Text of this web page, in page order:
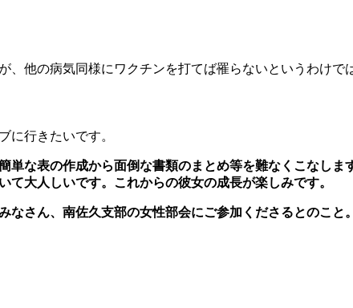
、他の病気同様にワクチンを打てば罹らないというわけ
に行きたいです。
単な表の作成から面倒な書類のまとめ等を難なくこなし
大人しいです。これからの彼女の成長が楽しみです。
なさん、南佐久支部の女性部会にご参加くださるとのこ